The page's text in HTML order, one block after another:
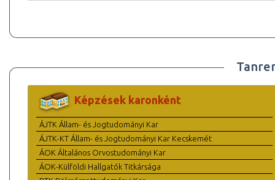
Képzések karonként
ÁJTK Állam- és Jogtudományi Kar
ÁJTK-KT Állam- és Jogtudományi Kar Kecskemét
ÁOK Általános Orvostudományi Kar
ÁOK-Külföldi Hallgatók Titkársága